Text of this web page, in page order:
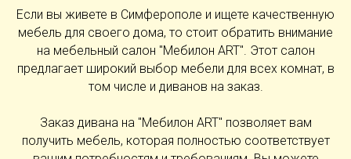
Если вы живете в Симферополе и ищете качественную
мебель для своего дома, то стоит обратить внимание
на мебельный салон "Мебилон ART". Этот салон
предлагает широкий выбор мебели для всех комнат, в
том числе и диванов на заказ.
Заказ дивана на "Мебилон ART" позволяет вам
получить мебель, которая полностью соответствует